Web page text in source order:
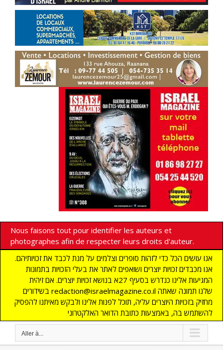
Nous faisons tout pour identifier les auteurs et
photographes afin de respecter leurs droits d'auteur.
אנו עושים הכל כדי לזהות סופרים וצלמים על מנת לכבד את זכויותיהם.
אנו מכבדים זכויות יוצרים ושואפים לאתר את בעלי הזכויות בתמונות
המגיעות אלינו כנדרש בסעיף 27א בנושא זכויות יוצרים. אם זיהית
בשידורים redaction@israelmagazine.co.il שלנו תמונה שאתה
מחזיק בזכויות היוצרים עליה, תוכל לפנות אלינו ולבקש מאיתנו להפסיק
להשתמש בה, באמצעות כתובת הדואר האלקטרוני
Aller à...